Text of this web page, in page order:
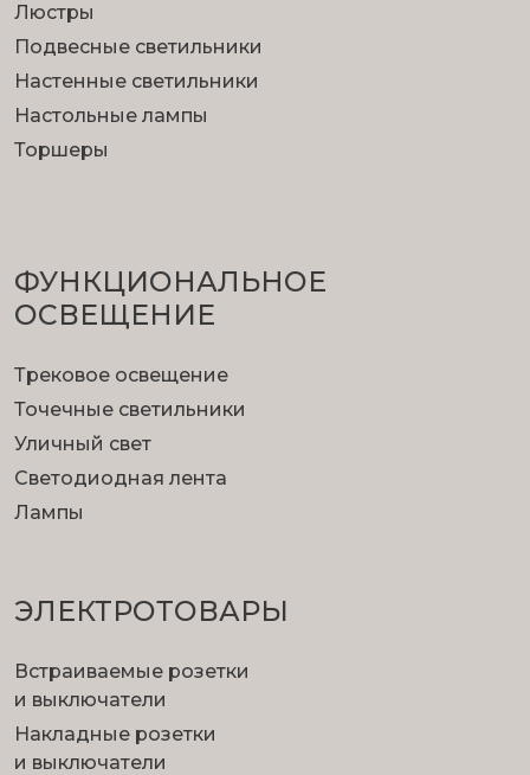
Люстры
Подвесные светильники
Настенные светильники
Настольные лампы
Торшеры
ФУНКЦИОНА­ЛЬНОЕ
ОСВЕЩЕНИЕ
Трековое освещение
Точечные светильники
Уличный свет
Светодиодная лента
Лампы
ЭЛЕКТРОТОВАРЫ
Встраиваемые розетки
и выключатели
Накладные розетки
и выключатели